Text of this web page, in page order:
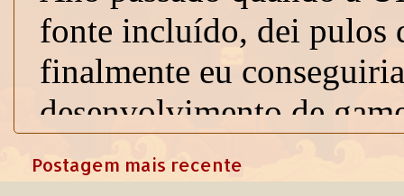
Postagem mais recente